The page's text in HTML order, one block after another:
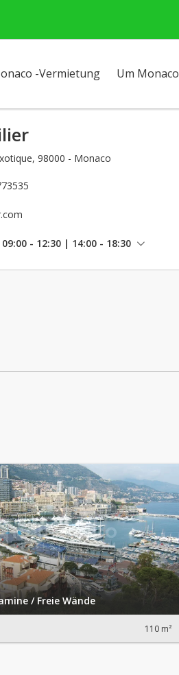
-Vermietung Um Monaco
98000 - Monaco
- 12:30 | 14:00 - 18:30
/ Freie Wände
110 m²